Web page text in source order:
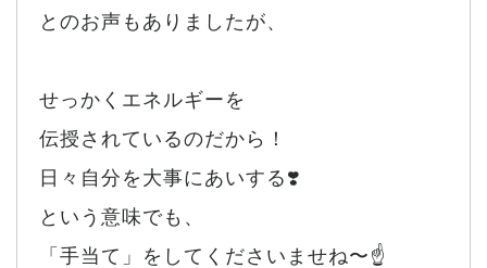
とのお声もありましたが、
せっかくエネルギーを
伝授されているのだから！
日々自分を大事にあいする❣️
という意味でも、
「手当て」をしてくださいませね〜☝️